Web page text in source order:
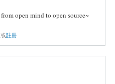
from open mind to open source~
或註冊